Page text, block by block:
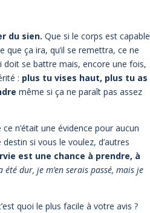
du sien. Que si le corps est capable
que ça ira, qu’il se remettra, ce ne
se battre mais, encore une fois,
: plus tu vises haut, plus tu as
même si ça ne paraît pas assez
n’était une évidence pour aucun
si vous le voulez, d’autres
est une chance à prendre, à
été dur, je m’en serais passé, mais je
quoi le plus facile à votre avis ?